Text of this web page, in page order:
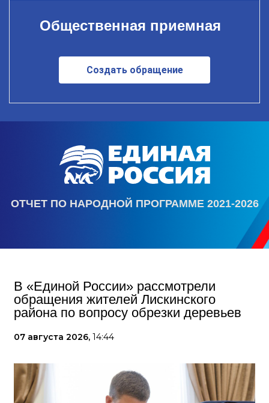
Общественная приемная
Создать обращение
ОТЧЕТ ПО НАРОДНОЙ ПРОГРАММЕ 2021-2026
В «Единой России» рассмотрели
обращения жителей Лискинского
района по вопросу обрезки деревьев
07 августа 2026, 14:44